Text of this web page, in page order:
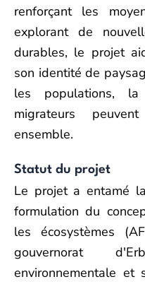
renforçant les
explorant de
durables, le projet
son identité de
les populations,
migrateurs
ensemble.
Statut du projet
Le projet a entamé
formulation du
les écosystèmes
gouvernorat
environnementale et